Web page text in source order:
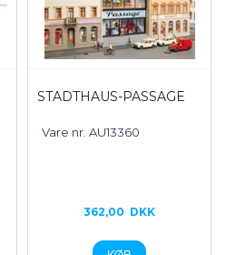
STADTHAUS-PASSAGE
Vare nr. AU13360
362,00 DKK